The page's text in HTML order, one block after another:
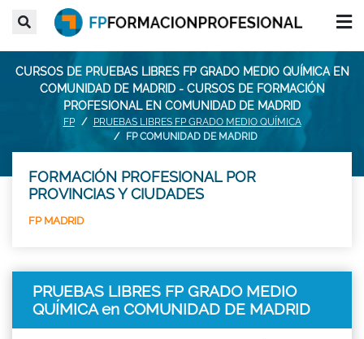
CURSOS DE PRUEBAS LIBRES FP GRADO MEDIO QUÍMICA EN
COMUNIDAD DE MADRID - CURSOS DE FORMACIÓN
PROFESIONAL EN COMUNIDAD DE MADRID
FP
PRUEBAS LIBRES FP GRADO MEDIO QUÍMICA
FP COMUNIDAD DE MADRID
FORMACIÓN PROFESIONAL POR
PROVINCIAS Y CIUDADES
FP MADRID
PRUEBAS LIBRES FP GRADO MEDIO
QUÍMICA en COMUNIDAD DE MADRID